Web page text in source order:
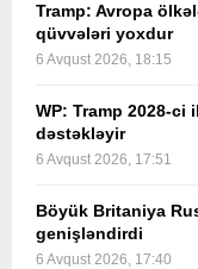
Tramp: Avropa
qüvvələri yoxdur
6 Avqust 2026, 18:15
WP: Tramp 2028-
dəstəkləyir
6 Avqust 2026, 17:51
Böyük Britaniya
genişləndirdi
6 Avqust 2026, 17:40